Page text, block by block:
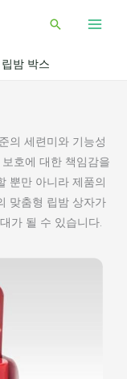
검
립밤 박스
의 세련미와 기능성
호에 대한 책임감을
뿐만 아니라 제품의
맞춤형 립밤 상자가
가 될 수 있습니다.